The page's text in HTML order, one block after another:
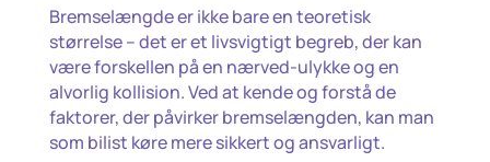
Bremselængde er ikke bare en teoretisk
størrelse – det er et livsvigtigt begreb, der kan
være forskellen på en nærved-ulykke og en
alvorlig kollision. Ved at kende og forstå de
faktorer, der påvirker bremselængden, kan man
som bilist køre mere sikkert og ansvarligt.